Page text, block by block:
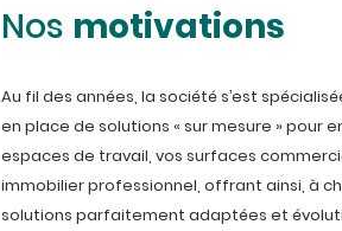
Nos motivations
Au fil des années, la société s’est
en place de solutions « sur mesure » pour
espaces de travail, vos surfaces
immobilier professionnel, offrant ainsi, à
solutions parfaitement adaptées et